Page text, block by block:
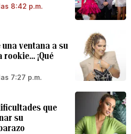
8:42 p.m.
ventana a su
rookie… ¡Qué
7:27 p.m.
que
su